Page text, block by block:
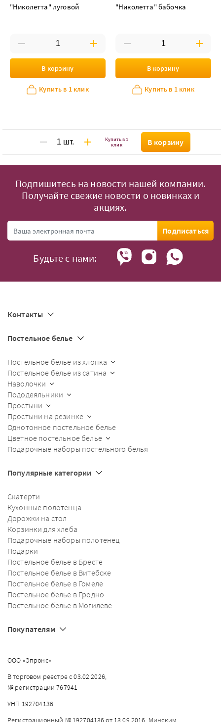
"Николетта" луговой
В корзину
Купить в 1 клик
"Николетта" бабочка
В корзину
Купить в 1 клик
Купить в 1
клик
В корзину
Подпишитесь на новости нашей компании.
Получайте свежие новости о новинках и
акциях.
Подписаться
Будьте с нами:
Контакты
Постельное белье
Постельное белье из хлопка
Постельное белье из сатина
Наволочки
Пододеяльники
Простыни
Простыни на резинке
Однотонное постельное белье
Цветное постельное белье
Подарочные наборы постельного белья
Популярные категории
Скатерти
Кухонные полотенца
Дорожки на стол
Корзинки для хлеба
Подарочные наборы полотенец
Подарки
Постельное белье в Бресте
Постельное белье в Витебске
Постельное белье в Гомеле
Постельное белье в Гродно
Постельное белье в Могилеве
Покупателям
ООО «Эпронс»
В торговом реестре с 03.02.2026,
№ регистрации 767941
УНП 192704136
Регистрационный № 192704136 от 13.09.2016, Минским